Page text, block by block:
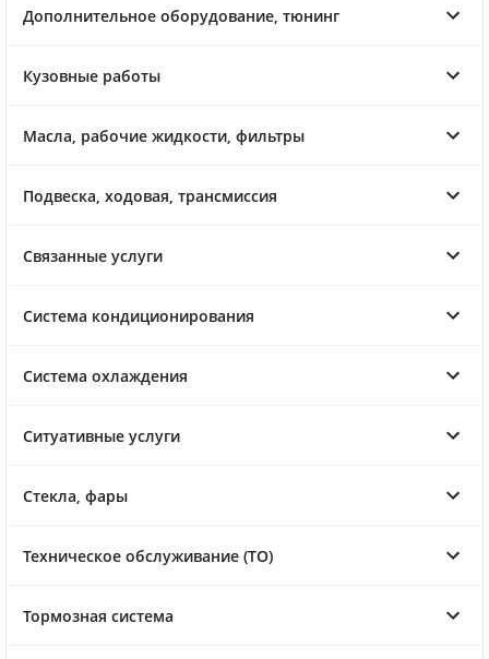
Дополнительное оборудование, тюнинг
Кузовные работы
Масла, рабочие жидкости, фильтры
Подвеска, ходовая, трансмиссия
Связанные услуги
Система кондиционирования
Система охлаждения
Ситуативные услуги
Стекла, фары
Техническое обслуживание (ТО)
Тормозная система